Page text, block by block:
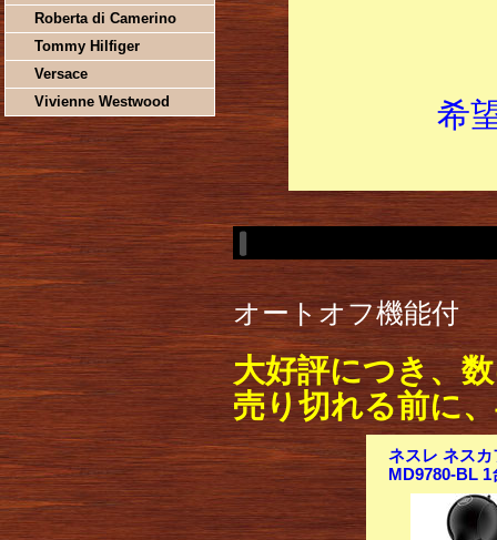
Roberta di Camerino
Tommy Hilfiger
Versace
Vivienne Westwood
希
オートオフ機能付
大好評につき、
売り切れる前に
ネスレ ネス
MD9780-BL 1